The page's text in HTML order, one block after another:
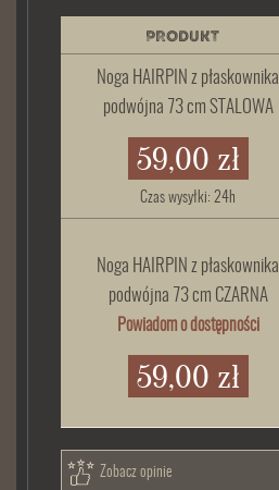
PRODUKT
Noga HAIRPIN z płaskownika
podwójna 73 cm STALOWA
59,00 zł
Czas wysyłki: 24h
Noga HAIRPIN z płaskownika
podwójna 73 cm CZARNA
Powiadom o dostępności
59,00 zł
Zobacz opinie